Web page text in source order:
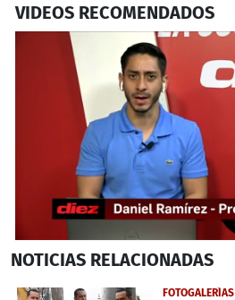
VIDEOS RECOMENDADOS
seconds
4
NOTICIAS RELACIONADAS
FOTOGALERÍAS